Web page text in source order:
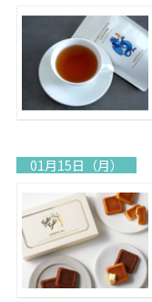
01月15日（月）